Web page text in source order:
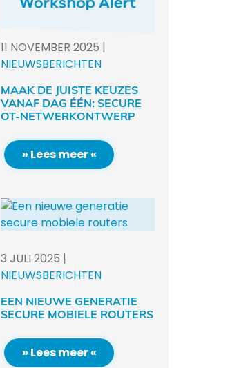
11 NOVEMBER 2025 |
NIEUWSBERICHTEN
MAAK DE JUISTE KEUZES
VANAF DAG ÉÉN: SECURE
OT-NETWERKONTWERP
» Lees meer «
3 JULI 2025 |
NIEUWSBERICHTEN
EEN NIEUWE GENERATIE
SECURE MOBIELE ROUTERS
» Lees meer «